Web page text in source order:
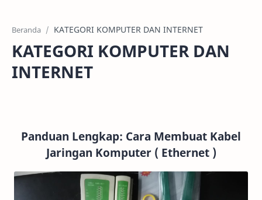
Beranda
KATEGORI KOMPUTER DAN
INTERNET
Panduan Lengkap: Cara Membuat Kabel
Jaringan Komputer ( Ethernet )